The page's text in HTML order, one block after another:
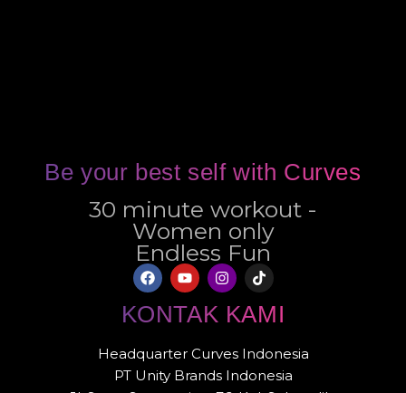
Be your best self with Curves
30 minute workout -
Women only
Endless Fun
KONTAK KAMI
Headquarter Curves Indonesia
PT Unity Brands Indonesia